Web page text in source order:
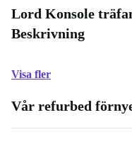
Lord Konsole
Beskrivning
Visa fler
Vår refurbed